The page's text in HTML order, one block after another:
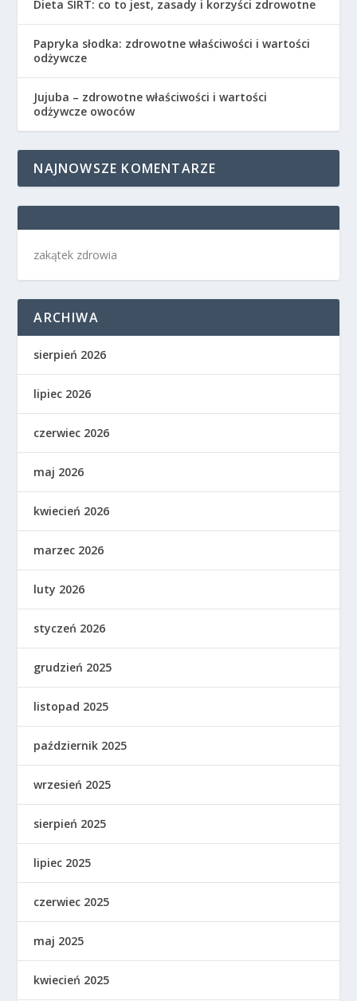
Dieta SIRT: co to jest, zasady i korzyści zdrowotne
Papryka słodka: zdrowotne właściwości i wartości
odżywcze
Jujuba – zdrowotne właściwości i wartości
odżywcze owoców
NAJNOWSZE KOMENTARZE
zakątek zdrowia
ARCHIWA
sierpień 2026
lipiec 2026
czerwiec 2026
maj 2026
kwiecień 2026
marzec 2026
luty 2026
styczeń 2026
grudzień 2025
listopad 2025
październik 2025
wrzesień 2025
sierpień 2025
lipiec 2025
czerwiec 2025
maj 2025
kwiecień 2025